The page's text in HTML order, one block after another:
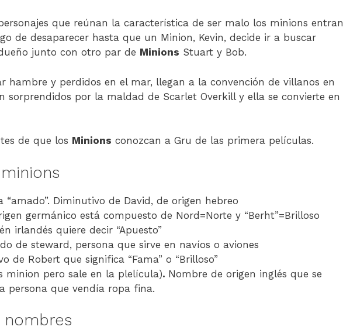
que reúnan la característica de ser malo los minions entran
de desaparecer hasta que un Minion, Kevin, decide ir a buscar
junto con otro par de Minions Stuart y Bob.
hambre y perdidos en el mar, llegan a la convención de villanos en
sorprendidos por la maldad de Scarlet Overkill y ella se convierte en
de que los Minions conozcan a Gru de las primera películas.
“amado”. Diminutivo de David, de origen hebreo
germánico está compuesto de Nord=Norte y “Berht”=Brilloso
irlandés quiere decir “Apuesto”
de steward, persona que sirve en navíos o aviones
de Robert que significa “Fama” o “Brilloso”
minion pero sale en la plelícula). Nombre de origen inglés que se
persona que vendía ropa fina.
nombres